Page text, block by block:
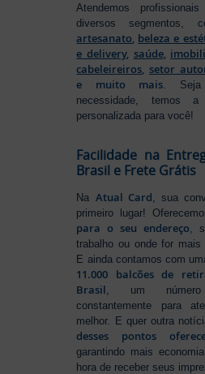
Atendemos
diversos segmentos,
artesanato, beleza e
e delivery, saúde,
cabeleireiros, setor
e muito mais .
necessidade, temos
personalizada para você!
Facilidade na
Brasil e Frete Grátis
Na Atual Card , sua
primeiro lugar!
para o seu endereço ,
trabalho ou onde for mais
E ainda contamos com
11.000 balcões de
Brasil , um
constantemente para
melhor. E quer outra
desses pontos
garantindo mais
hora de receber seus